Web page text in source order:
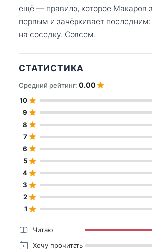
ещё — правило, которое Макаров
первым и зачёркивает
на соседку. Совсем.
СТАТИСТИКА
Средний рейтинг: 0.00
10
9
8
7
6
5
4
3
2
1
Читаю
Хочу прочитать